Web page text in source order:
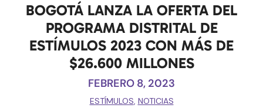
BOGOTÁ LANZA LA OFERTA DEL
PROGRAMA DISTRITAL DE
ESTÍMULOS 2023 CON MÁS DE
$26.600 MILLONES
FEBRERO 8, 2023
ESTÍMULOS, NOTICIAS